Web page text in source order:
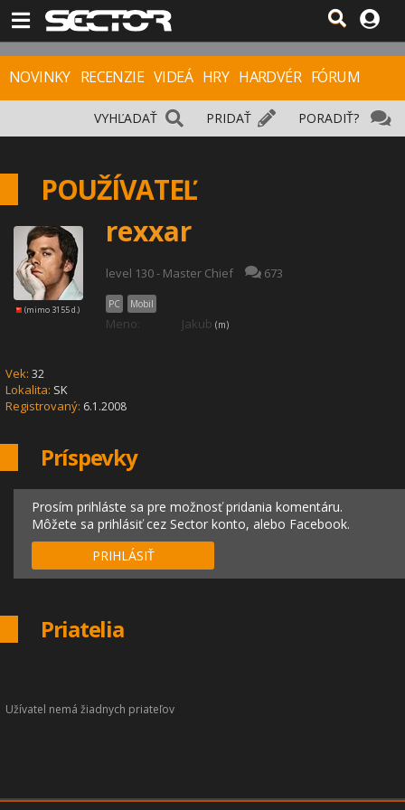
NOVINKY RECENZIE VIDEÁ HRY HARDVÉR FÓRUM
PORADIŤ?
PRIDAŤ
VYHĽADAŤ
POUŽÍVATEĽ
(mimo 3155 d.)
rexxar
level 130 - Master Chief 673
PC Mobil
Meno: Jakub (m)
Vek: 32
Lokalita: SK
Registrovaný: 6.1.2008
Príspevky
Prosím prihláste sa pre možnosť pridania komentáru.
Môžete sa prihlásiť cez Sector konto, alebo Facebook.
PRIHLÁSIŤ
Priatelia
Užívatel nemá žiadnych priateľov